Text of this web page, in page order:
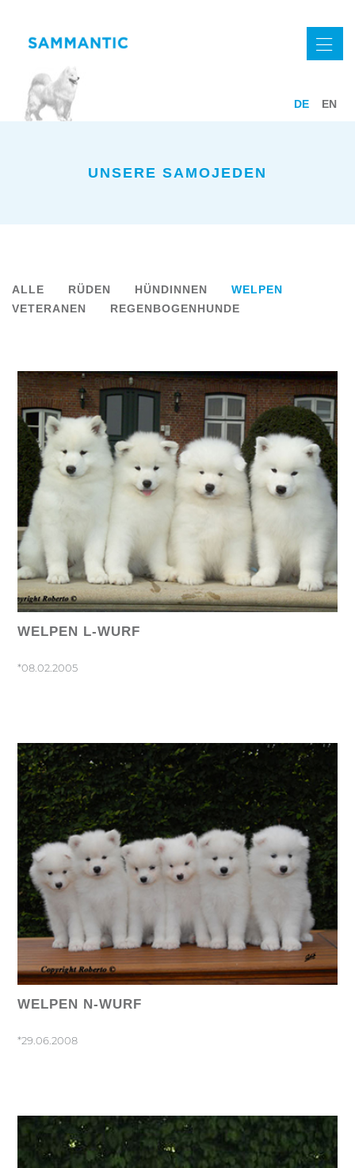
DE EN
UNSERE SAMOJEDEN
ALLE RÜDEN HÜNDINNEN
WELPEN
VETERANEN
REGENBOGENHUNDE
WELPEN L-WURF
*08.02.2005
WELPEN N-WURF
*29.06.2008